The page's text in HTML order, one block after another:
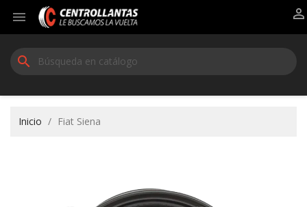
 
search
Inicio Fiat Siena